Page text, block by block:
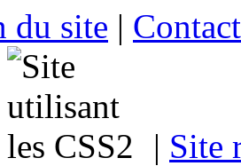
du site |
| Site